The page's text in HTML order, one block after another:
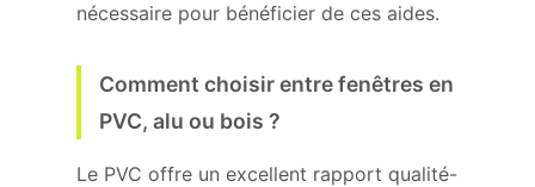
nécessaire pour bénéficier de ces aides.
Comment choisir entre fenêtres en
PVC, alu ou bois ?
Le PVC offre un excellent rapport qualité-